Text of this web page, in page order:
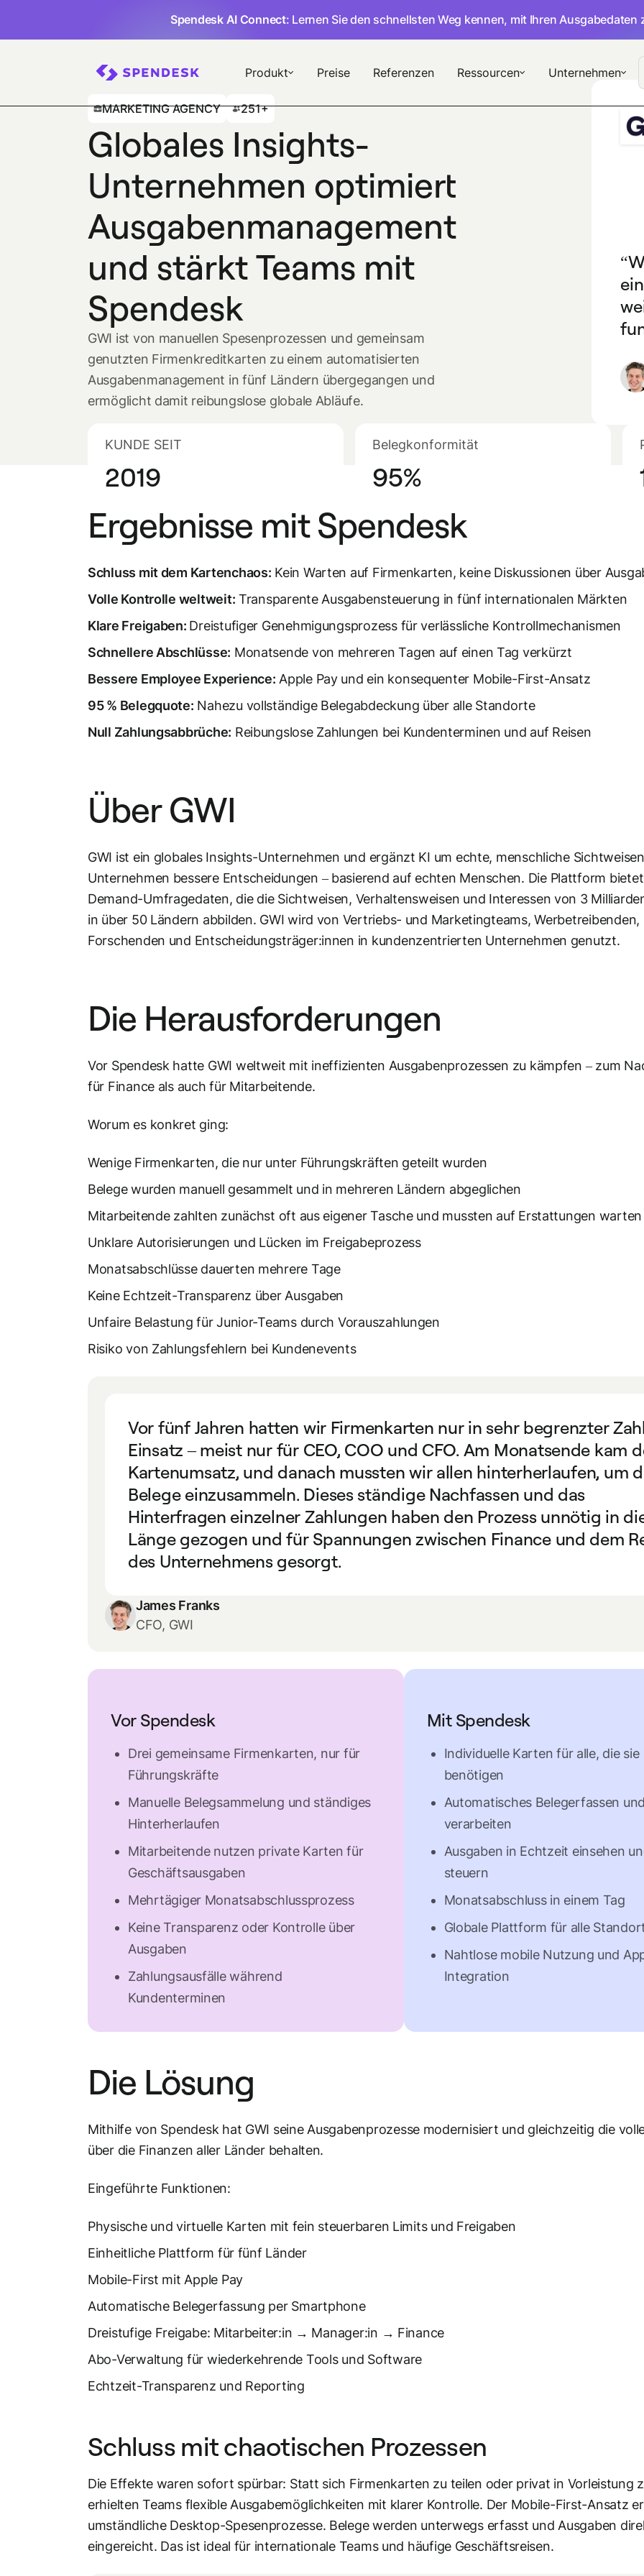
Spendesk AI Connect: Lernen Sie den schnellsten Weg kennen, mit Ihren Ausgabedaten
Produkt Preise Referenzen Ressourcen Unternehmen
MARKETING AGENCY 251+
Globales Insights-
Unternehmen optimiert
Ausgabenmanagement
und stärkt Teams mit
Spendesk
GWI ist von manuellen Spesenprozessen und gemeinsam
genutzten Firmenkreditkarten zu einem automatisierten
Ausgabenmanagement in fünf Ländern übergegangen und
ermöglicht damit reibungslose globale Abläufe.
KUNDE SEIT
2019
Belegkonformität
95%
Ergebnisse mit Spendesk
Schluss mit dem Kartenchaos: Kein Warten auf Firmenkarten, keine Diskussionen über
Volle Kontrolle weltweit: Transparente Ausgabensteuerung in fünf internationalen Märkten
Klare Freigaben: Dreistufiger Genehmigungsprozess für verlässliche Kontrollmechanismen
Schnellere Abschlüsse: Monatsende von mehreren Tagen auf einen Tag verkürzt
Bessere Employee Experience: Apple Pay und ein konsequenter Mobile-First-Ansatz
95 % Belegquote: Nahezu vollständige Belegabdeckung über alle Standorte
Null Zahlungsabbrüche: Reibungslose Zahlungen bei Kundenterminen und auf Reisen
Über GWI
GWI ist ein globales Insights-Unternehmen und ergänzt KI um echte, menschliche
Unternehmen bessere Entscheidungen – basierend auf echten Menschen. Die Plattform
Demand-Umfragedaten, die die Sichtweisen, Verhaltensweisen und Interessen von 3
in über 50 Ländern abbilden. GWI wird von Vertriebs- und Marketingteams, Werbetreibenden,
Forschenden und Entscheidungsträger:innen in kundenzentrierten Unternehmen genutzt.
Die Herausforderungen
Vor Spendesk hatte GWI weltweit mit ineffizienten Ausgabenprozessen zu kämpfen – zum
für Finance als auch für Mitarbeitende.
Worum es konkret ging:
Wenige Firmenkarten, die nur unter Führungskräften geteilt wurden
Belege wurden manuell gesammelt und in mehreren Ländern abgeglichen
Mitarbeitende zahlten zunächst oft aus eigener Tasche und mussten auf Erstattungen warten
Unklare Autorisierungen und Lücken im Freigabeprozess
Monatsabschlüsse dauerten mehrere Tage
Keine Echtzeit-Transparenz über Ausgaben
Unfaire Belastung für Junior-Teams durch Vorauszahlungen
Risiko von Zahlungsfehlern bei Kundenevents
Vor fünf Jahren hatten wir Firmenkarten nur in sehr begrenzter
Einsatz – meist nur für CEO, COO und CFO. Am Monatsende kam
Kartenumsatz, und danach mussten wir allen hinterherlaufen, um
Belege einzusammeln. Dieses ständige Nachfassen und das
Hinterfragen einzelner Zahlungen haben den Prozess unnötig in
Länge gezogen und für Spannungen zwischen Finance und dem
des Unternehmens gesorgt.
James Franks
CFO, GWI
Vor Spendesk
Drei gemeinsame Firmenkarten, nur für
Führungskräfte
Manuelle Belegsammelung und ständiges
Hinterherlaufen
Mitarbeitende nutzen private Karten für
Geschäftsausgaben
Mehrtägiger Monatsabschlussprozess
Keine Transparenz oder Kontrolle über
Ausgaben
Zahlungsausfälle während
Kundenterminen
Mit Spendesk
Individuelle Karten für alle, die sie
benötigen
Automatisches Belegerfassen
verarbeiten
Ausgaben in Echtzeit einsehen
steuern
Monatsabschluss in einem Tag
Globale Plattform für alle
Nahtlose mobile Nutzung und
Integration
Die Lösung
Mithilfe von Spendesk hat GWI seine Ausgabenprozesse modernisiert und gleichzeitig die
über die Finanzen aller Länder behalten.
Eingeführte Funktionen:
Physische und virtuelle Karten mit fein steuerbaren Limits und Freigaben
Einheitliche Plattform für fünf Länder
Mobile-First mit Apple Pay
Automatische Belegerfassung per Smartphone
Dreistufige Freigabe: Mitarbeiter:in → Manager:in → Finance
Abo-Verwaltung für wiederkehrende Tools und Software
Echtzeit-Transparenz und Reporting
Schluss mit chaotischen Prozessen
Die Effekte waren sofort spürbar: Statt sich Firmenkarten zu teilen oder privat in Vorleistung
erhielten Teams flexible Ausgabemöglichkeiten mit klarer Kontrolle. Der Mobile-First-Ansatz
umständliche Desktop-Spesenprozesse. Belege werden unterwegs erfasst und Ausgaben
eingereicht. Das ist ideal für internationale Teams und häufige Geschäftsreisen.